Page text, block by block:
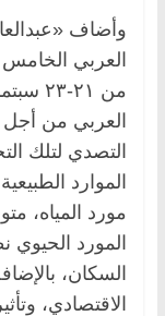
وأضاف
العربي الخامس
العربي من أجل
التصدي لتلك
الموارد
مورد المياه،
المورد الحيوي
السكان،
الاقتصادي،